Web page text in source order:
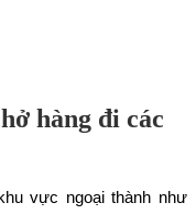
hàng đi các
vực ngoại thành như